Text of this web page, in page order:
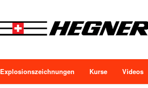
Explosionszeichnungen Kurse Videos